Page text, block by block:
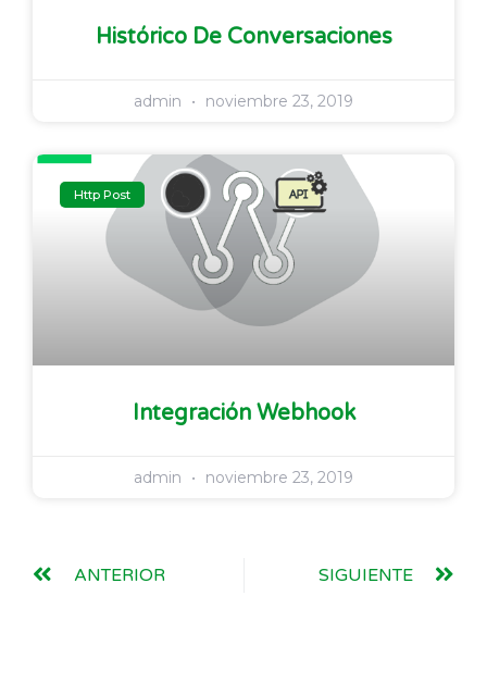
Histórico De Conversaciones
admin noviembre 23, 2019
Http Post
Integración Webhook
admin noviembre 23, 2019
ANTERIOR SIGUIENTE